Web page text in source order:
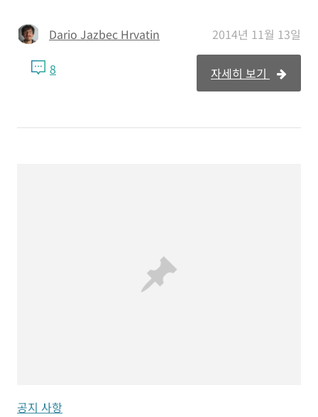
Dario Jazbec Hrvatin 2014년 11월 13일
8 자세히 보기
공지 사항